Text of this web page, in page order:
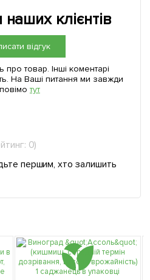
клієнтів
відгук
товар. Інші коментарі
На Ваші питання ми завжди
тут
0)
першим, хто залишить